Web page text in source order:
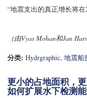
“地震支出的真正增长将在
（由Vyas Mohan和Jan
分类: Hydrgraphic, 地震船
更小的占地面积，
如何扩展水下检测